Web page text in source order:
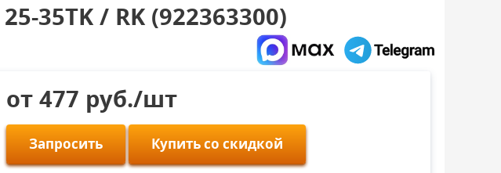
35TK / RK (922363300)
от 477 руб./шт
Запросить Купить со скидкой